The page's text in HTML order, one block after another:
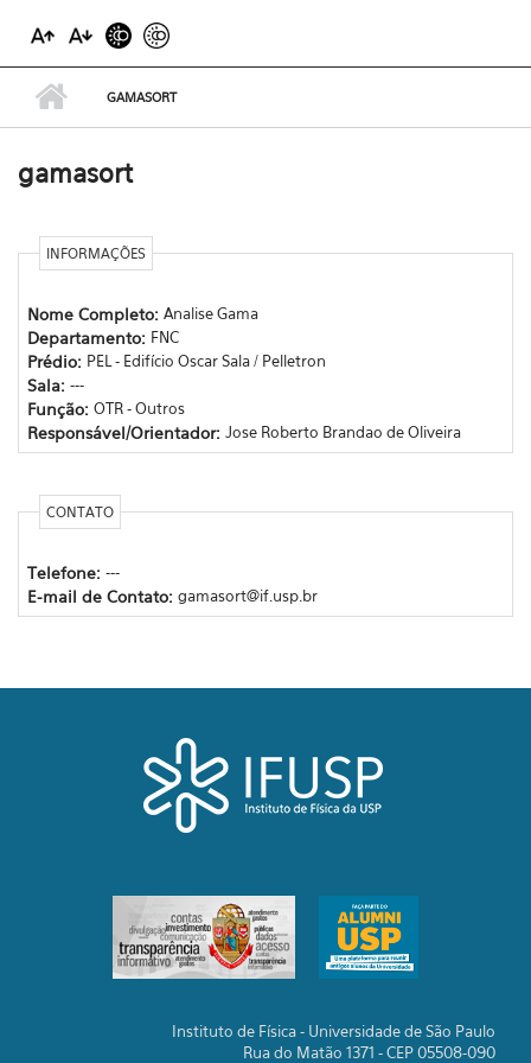
GAMASORT
gamasort
INFORMAÇÕES
Nome Completo: Analise Gama
Departamento: FNC
Prédio: PEL - Edifício Oscar Sala / Pelletron
Sala: ---
Função: OTR - Outros
Responsável/Orientador: Jose Roberto Brandao de Oliveira
CONTATO
Telefone: ---
E-mail de Contato: gamasort@if.usp.br
Instituto de Física - Universidade de São Paulo
Rua do Matão 1371 - CEP 05508-090